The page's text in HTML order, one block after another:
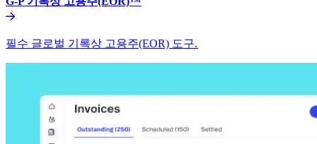
필수 글로벌 기록상 고용주(EOR) 도구.​​